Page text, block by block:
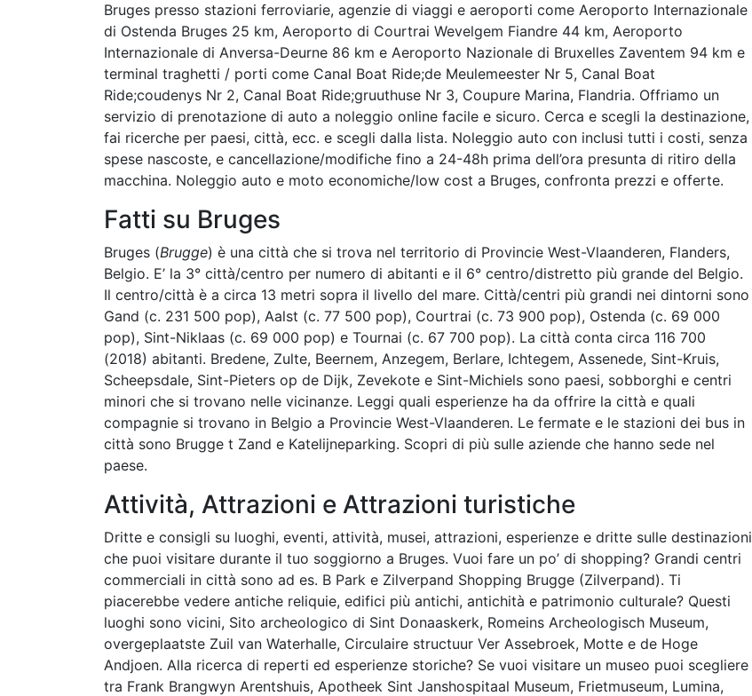
Bruges presso stazioni ferroviarie, agenzie di viaggi e aeroporti come Aeroporto Internazionale
di Ostenda Bruges 25 km, Aeroporto di Courtrai Wevelgem Fiandre 44 km, Aeroporto
Internazionale di Anversa-Deurne 86 km e Aeroporto Nazionale di Bruxelles Zaventem 94 km e
terminal traghetti / porti come Canal Boat Ride;de Meulemeester Nr 5, Canal Boat
Ride;coudenys Nr 2, Canal Boat Ride;gruuthuse Nr 3, Coupure Marina, Flandria. Offriamo un
servizio di prenotazione di auto a noleggio online facile e sicuro. Cerca e scegli la destinazione,
fai ricerche per paesi, città, ecc. e scegli dalla lista. Noleggio auto con inclusi tutti i costi, senza
spese nascoste, e cancellazione/modifiche fino a 24-48h prima dell’ora presunta di ritiro della
macchina. Noleggio auto e moto economiche/low cost a Bruges, confronta prezzi e offerte.
Fatti su Bruges
Bruges (Brugge) è una città che si trova nel territorio di Provincie West-Vlaanderen, Flanders,
Belgio. E’ la 3° città/centro per numero di abitanti e il 6° centro/distretto più grande del Belgio.
Il centro/città è a circa 13 metri sopra il livello del mare. Città/centri più grandi nei dintorni sono
Gand (c. 231 500 pop), Aalst (c. 77 500 pop), Courtrai (c. 73 900 pop), Ostenda (c. 69 000
pop), Sint-Niklaas (c. 69 000 pop) e Tournai (c. 67 700 pop). La città conta circa 116 700
(2018) abitanti. Bredene, Zulte, Beernem, Anzegem, Berlare, Ichtegem, Assenede, Sint-Kruis,
Scheepsdale, Sint-Pieters op de Dijk, Zevekote e Sint-Michiels sono paesi, sobborghi e centri
minori che si trovano nelle vicinanze. Leggi quali esperienze ha da offrire la città e quali
compagnie si trovano in Belgio a Provincie West-Vlaanderen. Le fermate e le stazioni dei bus in
città sono Brugge t Zand e Katelijneparking. Scopri di più sulle aziende che hanno sede nel
paese.
Attività, Attrazioni e Attrazioni turistiche
Dritte e consigli su luoghi, eventi, attività, musei, attrazioni, esperienze e dritte sulle destinazioni
che puoi visitare durante il tuo soggiorno a Bruges. Vuoi fare un po’ di shopping? Grandi centri
commerciali in città sono ad es. B Park e Zilverpand Shopping Brugge (Zilverpand). Ti
piacerebbe vedere antiche reliquie, edifici più antichi, antichità e patrimonio culturale? Questi
luoghi sono vicini, Sito archeologico di Sint Donaaskerk, Romeins Archeologisch Museum,
overgeplaatste Zuil van Waterhalle, Circulaire structuur Ver Assebroek, Motte e de Hoge
Andjoen. Alla ricerca di reperti ed esperienze storiche? Se vuoi visitare un museo puoi scegliere
tra Frank Brangwyn Arentshuis, Apotheek Sint Janshospitaal Museum, Frietmuseum, Lumina,